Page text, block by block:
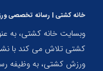
خانه کشتی | رسانه تخصصی
وبسایت خانه کشتی، به
کشتی تلاش می کند با نشر
ورزش کشتی، به وظیفه